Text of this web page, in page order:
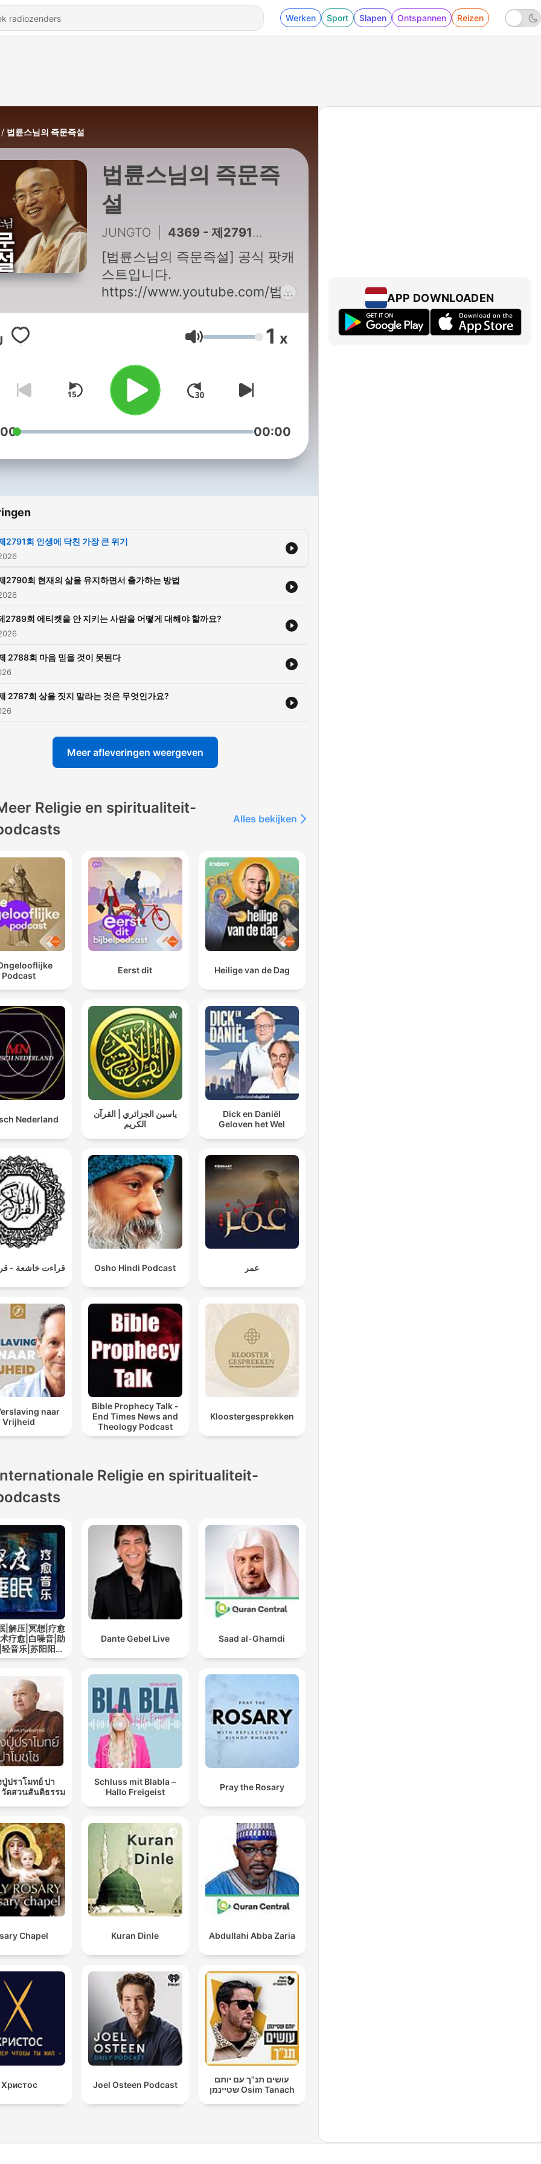
Werken Sport Slapen Ontspannen Reizen
법륜스님의 즉문즉설
법륜스님의 즉문즉
설
JUNGTO 4369 - 제2791회 인생에 닥친 가장 큰 위기
[법륜스님의 즉문즉설] 공식 팟캐
스트입니다.
https://www.youtube.com/법륜
스님의희망세상만들기
https://www.youtube.com/c/JungtoOrg
*저작권법에 의해 보호를 받는 저
작물이므로 무단전재와 복제를
금합니다.
Volume 1 x
00:00
2791회 인생에 닥친 가장 큰 위기
2790회 현재의 삶을 유지하면서 출가하는 방법
2789회 에티켓을 안 지키는 사람을 어떻게 대해야 할까요?
2788회 마음 믿을 것이 못된다
2787회 상을 짓지 말라는 것은 무엇인가요?
Meer afleveringen weergeven
Religie en spiritualiteit-
Alles bekijken
Podcast
Eerst dit Heilige van de Dag
Nederland
ياسين الجزائري | القرآن
الكريم
Dick en Daniël
Geloven het Wel
قراءت خاشعة - Osho Hindi Podcast عمر
naar
Vrijheid
Bible Prophecy Talk -
End Times News and
Theology Podcast
Kloostergesprekken
Religie en spiritualiteit-
|解压|冥想|疗愈
疗愈|白噪音|助
音乐|苏阳阳频
道
Dante Gebel Live Saad al-Ghamdi
ปราโมทย์ ปา
ดสวนสันติธรรม
Schluss mit Blabla –
Hallo Freigeist
Pray the Rosary
Chapel Kuran Dinle Abdullahi Abba Zaria
Христос Joel Osteen Podcast
עושים תנ"ך עם יותם
שטיינמן Osim Tanach
APP DOWNLOADEN